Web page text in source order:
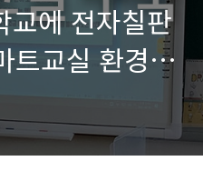
교에 전자칠판
교실 환경